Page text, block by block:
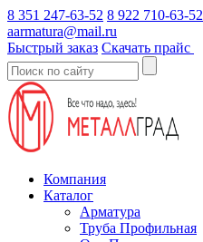
8 351 247-63-52 8 922 710-63-52
aarmatura@mail.ru
Быстрый заказ Скачать прайс
Компания
Каталог
Арматура
Труба Профильная